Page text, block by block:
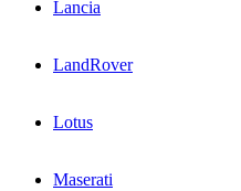
Lancia
LandRover
Lotus
Maserati